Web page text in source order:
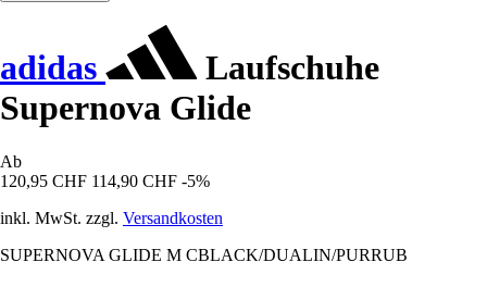
adidas
Laufschuhe
Supernova Glide
Ab
120,95 CHF 114,90 CHF -5%
inkl. MwSt. zzgl. Versandkosten
SUPERNOVA GLIDE M CBLACK/DUALIN/PURRUB